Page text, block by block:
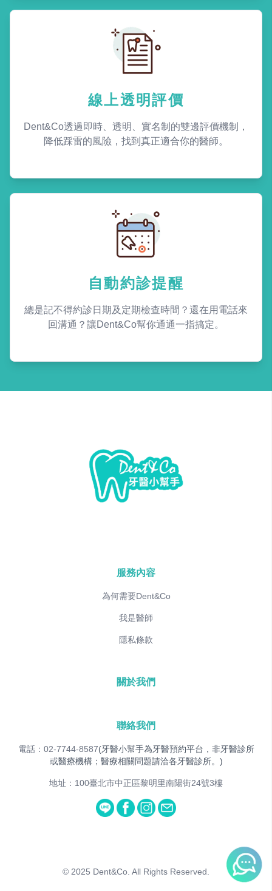
線上透明評價
Dent&Co透過即時、透明、實名制的雙邊評價機制，
降低踩雷的風險，找到真正適合你的醫師。
自動約診提醒
總是記不得約診日期及定期檢查時間？還在用電話來
回溝通？讓Dent&Co幫你通通一指搞定。
服務內容
為何需要Dent&Co
我是醫師
隱私條款
關於我們
聯絡我們
電話：02-7744-8587(牙醫小幫手為牙醫預約平台，非牙醫診所
或醫療機構；醫療相關問題請洽各牙醫診所。)
地址：100臺北市中正區黎明里南陽街24號3樓
© 2025 Dent&Co. All Rights Reserved.